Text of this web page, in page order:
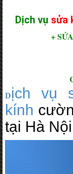
Dịch vụ sửa
+
+ SỬA
Dịch vụ
kính
tại Hà Nội